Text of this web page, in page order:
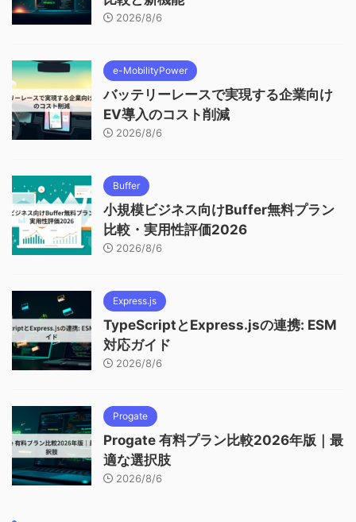
2026/8/6
e-MobilityPower
バッテリーレースで実現する企業向け
EV導入のコスト削減
2026/8/6
Buffer
小規模ビジネス向けBuffer無料プラン
比較・実用性評価2026
2026/8/6
Express.js
TypeScriptとExpress.jsの連携: ESM
対応ガイド
2026/8/6
Progate
Progate 有料プラン比較2026年版｜最
適な選択肢
2026/8/6